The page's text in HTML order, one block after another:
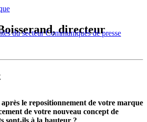
du secteurCommuniqués de presse
directeur
le repositionnement de votre marque
de votre nouveau concept de
sont-ils à la hauteur ?